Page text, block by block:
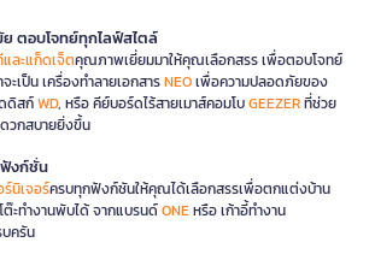
ย ตอบโจทย์ทุกไลฟ์สไตล์
และแก็ดเจ็ตคุณภาพเยี่ยมมาให้คุณเลือกสรร เพื่อตอบโจทย์
เป็น เครื่องทำลายเอกสารNEOเพื่อความปลอดภัยของ
ดิสก์WD, หรือ คีย์บอร์ดไร้สายเมาส์คอมโบGEEZERที่ช่วย
วกสบายยิ่งขึ้น
ฟังก์ชั่น
นิเจอร์ครบทุกฟังก์ชันให้คุณได้เลือกสรรเพื่อตกแต่งบ้าน
ต๊ะทำงานพับได้ จากแบรนด์ONEหรือ เก้าอี้ทำงาน
บครัน